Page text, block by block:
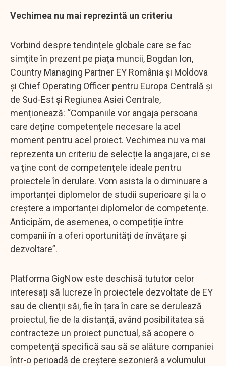
Vechimea nu mai reprezintă un criteriu
Vorbind despre tendințele globale care se fac
simțite în prezent pe piața muncii, Bogdan Ion,
Country Managing Partner EY România și Moldova
și Chief Operating Officer pentru Europa Centrală și
de Sud-Est și Regiunea Asiei Centrale,
menționează: “Companiile vor angaja persoana
care deține competențele necesare la acel
moment pentru acel proiect. Vechimea nu va mai
reprezenta un criteriu de selecție la angajare, ci se
va ține cont de competențele ideale pentru
proiectele în derulare. Vom asista la o diminuare a
importanței diplomelor de studii superioare și la o
creștere a importanței diplomelor de competențe.
Anticipăm, de asemenea, o competiție între
companii în a oferi oportunități de învățare și
dezvoltare”.
Platforma GigNow este deschisă tututor celor
interesați să lucreze în proiectele dezvoltate de EY
sau de clienții săi, fie în țara în care se derulează
proiectul, fie de la distanță, având posibilitatea să
contracteze un proiect punctual, să acopere o
competență specifică sau să se alăture companiei
într-o perioadă de creștere sezonieră a volumului